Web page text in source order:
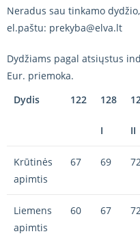
Neradus sau tinkamo
el.paštu: prekyba@elva.lt
Dydžiams pagal atsiųstus
Eur. priemoka.
Dydis
122 128
I II
Krūtinės
apimtis
67 69
Liemens
apimtis
60 67